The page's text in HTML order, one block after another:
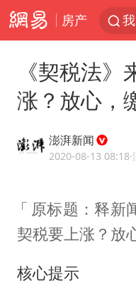
房产
《契税法
涨？放心，
澎湃新闻
2020-08-13 08:18
原标题：释新
契税要上涨？放
核心提示